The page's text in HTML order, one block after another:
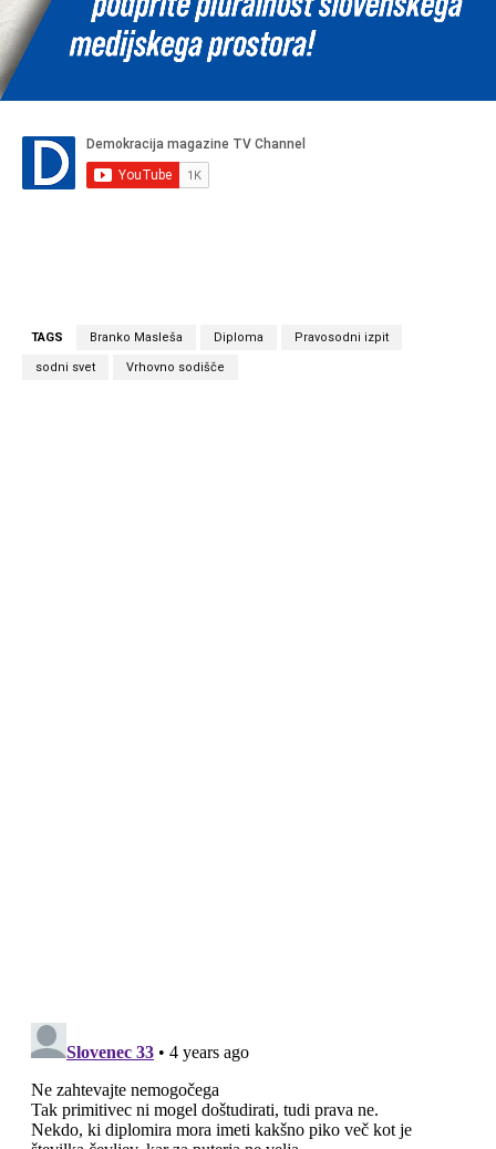
TAGS Branko Masleša Diploma Pravosodni izpit
sodni svet Vrhovno sodišče